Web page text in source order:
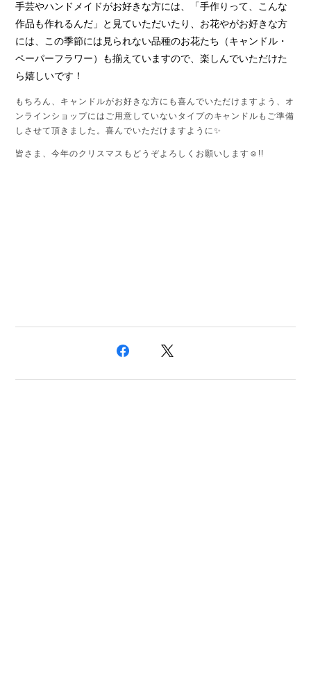
手芸やハンドメイドがお好きな方には、「手作りって、こんな
作品も作れるんだ」と見ていただいたり、お花やがお好きな方
には、この季節には見られない品種のお花たち（キャンドル・
ペーパーフラワー）も揃えていますので、楽しんでいただけた
ら嬉しいです！
もちろん、キャンドルがお好きな方にも喜んでいただけますよう、オ
ンラインショップにはご用意していないタイプのキャンドルもご準備
しさせて頂きました。喜んでいただけますように✨
皆さま、今年のクリスマスもどうぞよろしくお願いします☺️!!